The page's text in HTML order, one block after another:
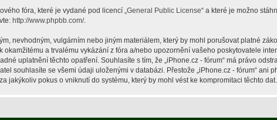
fóra, které je vydané pod licencí „General Public License“ a které je možno
http://www.phpbb.com/.
nevhodným, vulgárním nebo jiným materiálem, který by mohl porušovat platné
a trvalému vykázání z fóra a/nebo upozornění vašeho poskytovatele
uplatnění těchto opatření. Souhlasíte s tím, že „iPhone.cz - fórum“ má právo
souhlasíte se všemi údaji uloženými v databázi. Přestože „iPhone.cz - fórum“ ani
jakýkoliv pokus o vniknutí do systému, který by mohl vést ke kompromitaci těchto dat.